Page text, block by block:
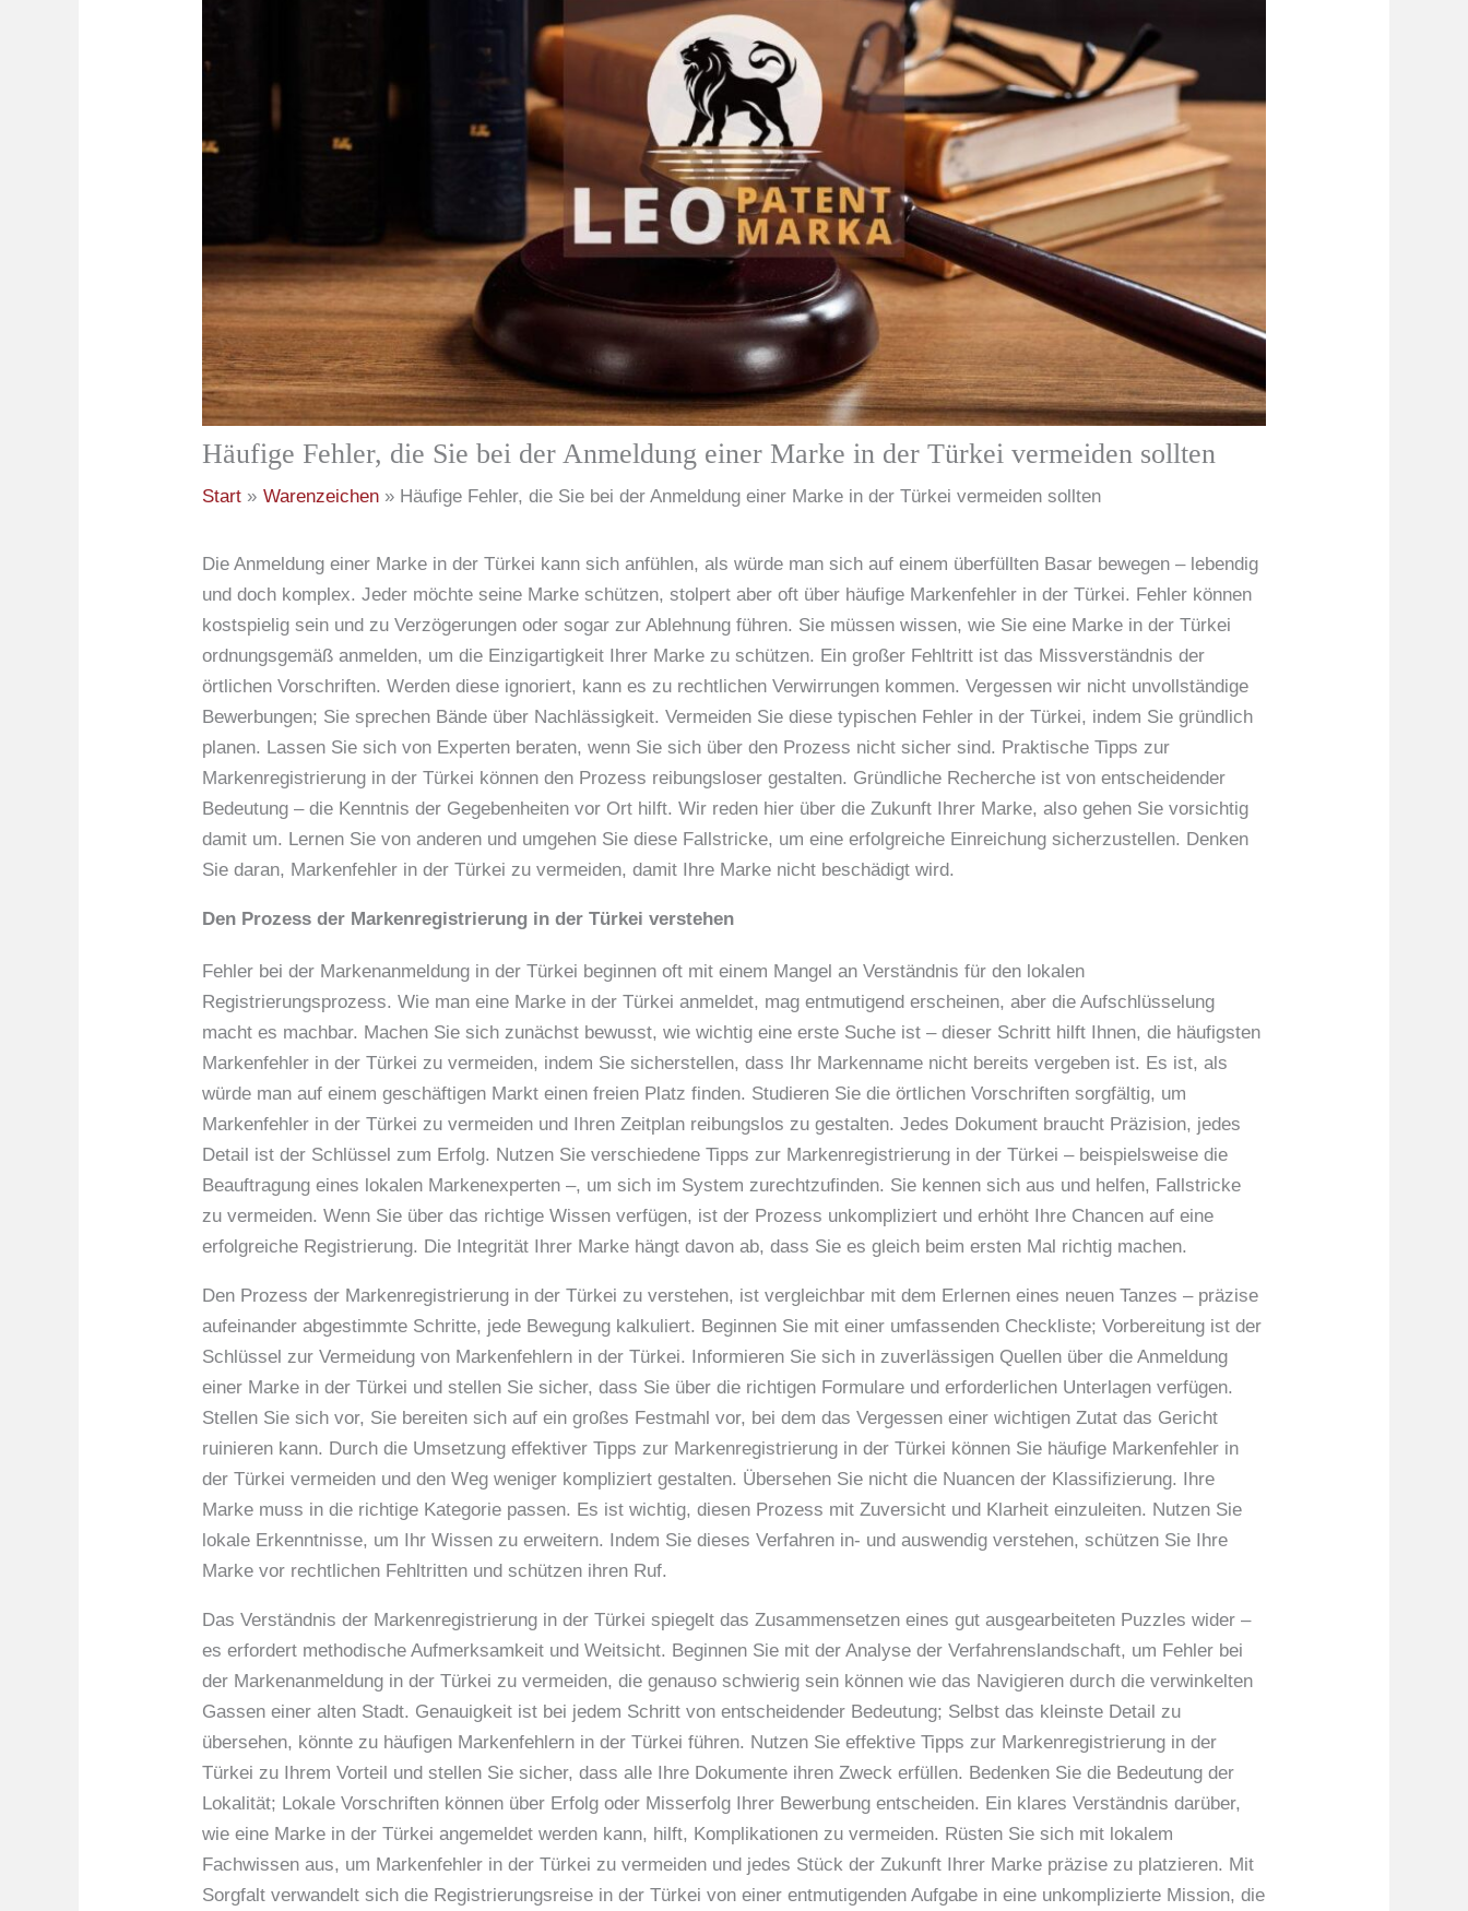
Häufige Fehler, die Sie bei der Anmeldung einer Marke in der Türkei vermeiden sollten
Start Warenzeichen Häufige Fehler, die Sie bei der Anmeldung einer Marke in der Türkei vermeiden sollten
Die Anmeldung einer Marke in der Türkei kann sich anfühlen, als würde man sich auf einem überfüllten Basar bewegen – lebendig
und doch komplex. Jeder möchte seine Marke schützen, stolpert aber oft über häufige Markenfehler in der Türkei. Fehler können
kostspielig sein und zu Verzögerungen oder sogar zur Ablehnung führen. Sie müssen wissen, wie Sie eine Marke in der Türkei
ordnungsgemäß anmelden, um die Einzigartigkeit Ihrer Marke zu schützen. Ein großer Fehltritt ist das Missverständnis der
örtlichen Vorschriften. Werden diese ignoriert, kann es zu rechtlichen Verwirrungen kommen. Vergessen wir nicht unvollständige
Bewerbungen; Sie sprechen Bände über Nachlässigkeit. Vermeiden Sie diese typischen Fehler in der Türkei, indem Sie gründlich
planen. Lassen Sie sich von Experten beraten, wenn Sie sich über den Prozess nicht sicher sind. Praktische Tipps zur
Markenregistrierung in der Türkei können den Prozess reibungsloser gestalten. Gründliche Recherche ist von entscheidender
Bedeutung – die Kenntnis der Gegebenheiten vor Ort hilft. Wir reden hier über die Zukunft Ihrer Marke, also gehen Sie vorsichtig
damit um. Lernen Sie von anderen und umgehen Sie diese Fallstricke, um eine erfolgreiche Einreichung sicherzustellen. Denken
Sie daran, Markenfehler in der Türkei zu vermeiden, damit Ihre Marke nicht beschädigt wird.
Den Prozess der Markenregistrierung in der Türkei verstehen
Fehler bei der Markenanmeldung in der Türkei beginnen oft mit einem Mangel an Verständnis für den lokalen
Registrierungsprozess. Wie man eine Marke in der Türkei anmeldet, mag entmutigend erscheinen, aber die Aufschlüsselung
macht es machbar. Machen Sie sich zunächst bewusst, wie wichtig eine erste Suche ist – dieser Schritt hilft Ihnen, die häufigsten
Markenfehler in der Türkei zu vermeiden, indem Sie sicherstellen, dass Ihr Markenname nicht bereits vergeben ist. Es ist, als
würde man auf einem geschäftigen Markt einen freien Platz finden. Studieren Sie die örtlichen Vorschriften sorgfältig, um
Markenfehler in der Türkei zu vermeiden und Ihren Zeitplan reibungslos zu gestalten. Jedes Dokument braucht Präzision, jedes
Detail ist der Schlüssel zum Erfolg. Nutzen Sie verschiedene Tipps zur Markenregistrierung in der Türkei – beispielsweise die
Beauftragung eines lokalen Markenexperten –, um sich im System zurechtzufinden. Sie kennen sich aus und helfen, Fallstricke
zu vermeiden. Wenn Sie über das richtige Wissen verfügen, ist der Prozess unkompliziert und erhöht Ihre Chancen auf eine
erfolgreiche Registrierung. Die Integrität Ihrer Marke hängt davon ab, dass Sie es gleich beim ersten Mal richtig machen.
Den Prozess der Markenregistrierung in der Türkei zu verstehen, ist vergleichbar mit dem Erlernen eines neuen Tanzes – präzise
aufeinander abgestimmte Schritte, jede Bewegung kalkuliert. Beginnen Sie mit einer umfassenden Checkliste; Vorbereitung ist der
Schlüssel zur Vermeidung von Markenfehlern in der Türkei. Informieren Sie sich in zuverlässigen Quellen über die Anmeldung
einer Marke in der Türkei und stellen Sie sicher, dass Sie über die richtigen Formulare und erforderlichen Unterlagen verfügen.
Stellen Sie sich vor, Sie bereiten sich auf ein großes Festmahl vor, bei dem das Vergessen einer wichtigen Zutat das Gericht
ruinieren kann. Durch die Umsetzung effektiver Tipps zur Markenregistrierung in der Türkei können Sie häufige Markenfehler in
der Türkei vermeiden und den Weg weniger kompliziert gestalten. Übersehen Sie nicht die Nuancen der Klassifizierung. Ihre
Marke muss in die richtige Kategorie passen. Es ist wichtig, diesen Prozess mit Zuversicht und Klarheit einzuleiten. Nutzen Sie
lokale Erkenntnisse, um Ihr Wissen zu erweitern. Indem Sie dieses Verfahren in- und auswendig verstehen, schützen Sie Ihre
Marke vor rechtlichen Fehltritten und schützen ihren Ruf.
Das Verständnis der Markenregistrierung in der Türkei spiegelt das Zusammensetzen eines gut ausgearbeiteten Puzzles wider –
es erfordert methodische Aufmerksamkeit und Weitsicht. Beginnen Sie mit der Analyse der Verfahrenslandschaft, um Fehler bei
der Markenanmeldung in der Türkei zu vermeiden, die genauso schwierig sein können wie das Navigieren durch die verwinkelten
Gassen einer alten Stadt. Genauigkeit ist bei jedem Schritt von entscheidender Bedeutung; Selbst das kleinste Detail zu
übersehen, könnte zu häufigen Markenfehlern in der Türkei führen. Nutzen Sie effektive Tipps zur Markenregistrierung in der
Türkei zu Ihrem Vorteil und stellen Sie sicher, dass alle Ihre Dokumente ihren Zweck erfüllen. Bedenken Sie die Bedeutung der
Lokalität; Lokale Vorschriften können über Erfolg oder Misserfolg Ihrer Bewerbung entscheiden. Ein klares Verständnis darüber,
wie eine Marke in der Türkei angemeldet werden kann, hilft, Komplikationen zu vermeiden. Rüsten Sie sich mit lokalem
Fachwissen aus, um Markenfehler in der Türkei zu vermeiden und jedes Stück der Zukunft Ihrer Marke präzise zu platzieren. Mit
Sorgfalt verwandelt sich die Registrierungsreise in der Türkei von einer entmutigenden Aufgabe in eine unkomplizierte Mission, die